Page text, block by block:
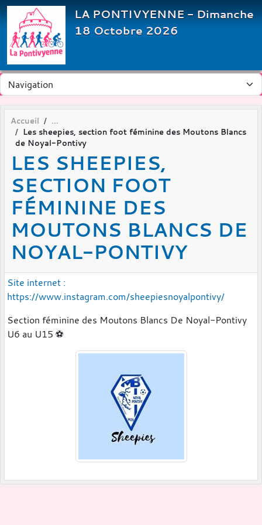
LA PONTIVYENNE - Dimanche
18 Octobre 2026
Accueil
Les sheepies, section foot féminine des Moutons Blancs
de Noyal-Pontivy
LES SHEEPIES,
SECTION FOOT
FÉMININE DES
MOUTONS BLANCS DE
NOYAL-PONTIVY
Site internet :
https://www.instagram.com/sheepiesnoyalpontivy/
Section féminine des Moutons Blancs De Noyal-Pontivy
U6 au U15 ⚽️
Panneau de gestion des cookies